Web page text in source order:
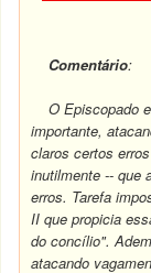
Comentário:
O Episcopado
importante,
claros certos
inutilmente -- que
erros. Tarefa
II que propicia
do concílio".
atacando